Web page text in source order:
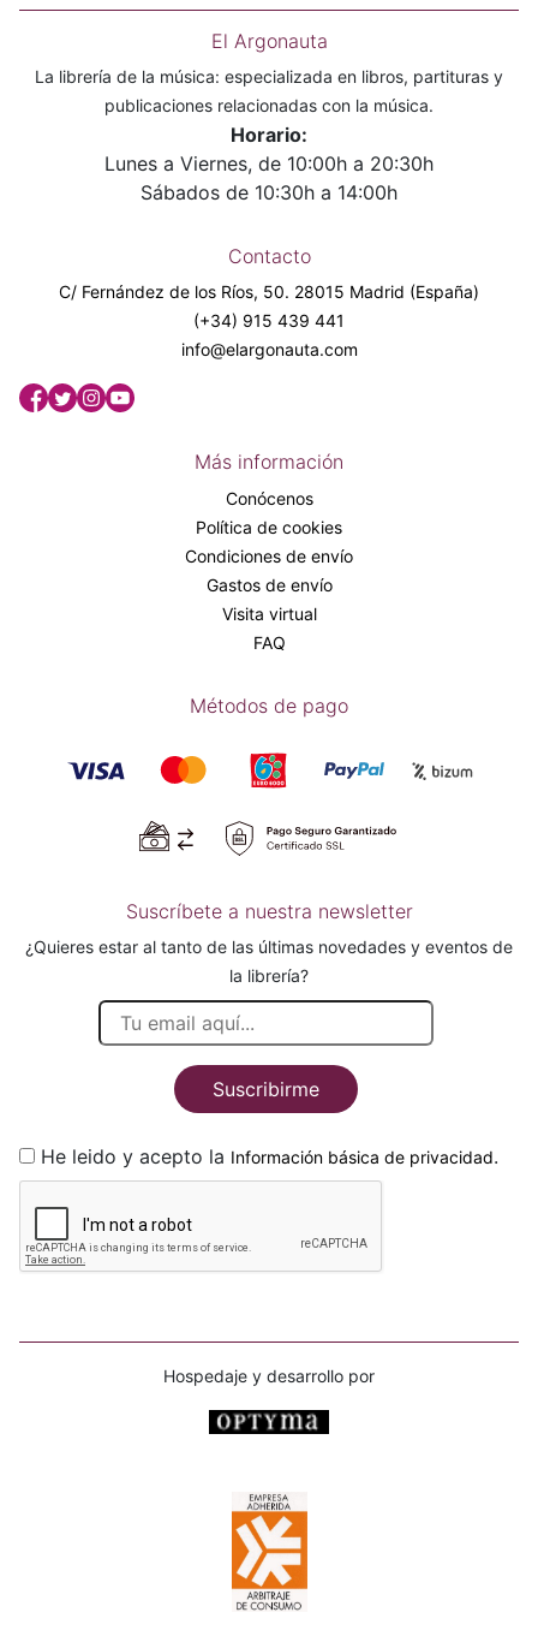
El Argonauta
La librería de la música: especializada en libros, partituras y
publicaciones relacionadas con la música.
Horario:
Lunes a Viernes, de 10:00h a 20:30h
Sábados de 10:30h a 14:00h
Contacto
C/ Fernández de los Ríos, 50. 28015 Madrid (España)
(+34) 915 439 441
info@elargonauta.com
Más información
Conócenos
Política de cookies
Condiciones de envío
Gastos de envío
Visita virtual
FAQ
Métodos de pago
Suscríbete a nuestra newsletter
¿Quieres estar al tanto de las últimas novedades y eventos de
la librería?
Suscribirme
He leido y acepto la Información básica de privacidad.
Hospedaje y desarrollo por